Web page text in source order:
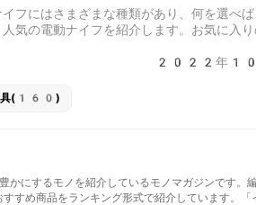
フにはさまざまな種類があり、何を選べ
気の電動ナイフを紹介します。お気に入
2022年10
具(160)
かにするモノを紹介しているモノマガジンです。
すめ商品をランキング形式で紹介しています。「